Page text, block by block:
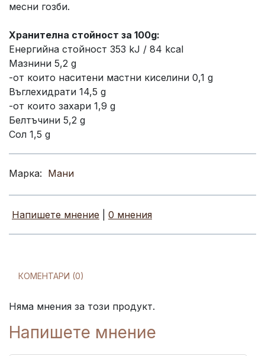
месни гозби.
Хранителна стойност за 100g:
Енергийна стойност 353 kJ / 84 kcal
Мазнини 5,2 g
-от които наситени мастни киселини 0,1 g
Въглехидрати 14,5 g
-от които захари 1,9 g
Белтъчини 5,2 g
Сол 1,5 g
Марка: Мани
Напишете мнение 0 мнения
КОМЕНТАРИ (0)
Няма мнения за този продукт.
Напишете мнение